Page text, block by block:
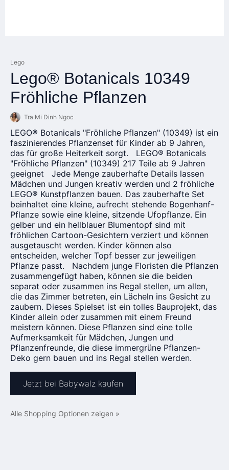
Lego
Lego® Botanicals 10349
Fröhliche Pflanzen
Tra Mi Dinh Ngoc
LEGO® Botanicals "Fröhliche Pflanzen" (10349) ist ein
faszinierendes Pflanzenset für Kinder ab 9 Jahren,
das für große Heiterkeit sorgt. LEGO® Botanicals
"Fröhliche Pflanzen" (10349) 217 Teile ab 9 Jahren
geeignet Jede Menge zauberhafte Details lassen
Mädchen und Jungen kreativ werden und 2 fröhliche
LEGO® Kunstpflanzen bauen. Das zauberhafte Set
beinhaltet eine kleine, aufrecht stehende Bogenhanf-
Pflanze sowie eine kleine, sitzende Ufopflanze. Ein
gelber und ein hellblauer Blumentopf sind mit
fröhlichen Cartoon-Gesichtern verziert und können
ausgetauscht werden. Kinder können also
entscheiden, welcher Topf besser zur jeweiligen
Pflanze passt. Nachdem junge Floristen die Pflanzen
zusammengefügt haben, können sie die beiden
separat oder zusammen ins Regal stellen, um allen,
die das Zimmer betreten, ein Lächeln ins Gesicht zu
zaubern. Dieses Spielset ist ein tolles Bauprojekt, das
Kinder allein oder zusammen mit einem Freund
meistern können. Diese Pflanzen sind eine tolle
Aufmerksamkeit für Mädchen, Jungen und
Pflanzenfreunde, die diese immergrüne Pflanzen-
Deko gern bauen und ins Regal stellen werden.
Jetzt bei Babywalz kaufen
Alle Shopping Optionen zeigen »